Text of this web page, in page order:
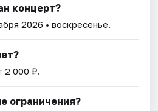
концерт?
2026 • воскресенье.
2 000 ₽.
ограничения?